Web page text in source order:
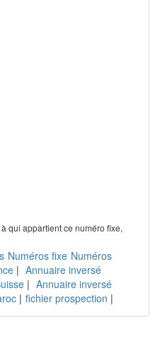
qui appartient ce numéro fixe,
Numéros fixe Numéros
| Annuaire inversé
| Annuaire inversé
| fichier prospection |